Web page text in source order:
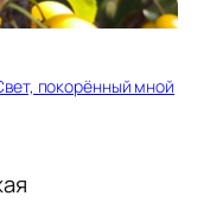
покорённый мной